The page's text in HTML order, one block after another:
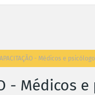
- Médicos e
-